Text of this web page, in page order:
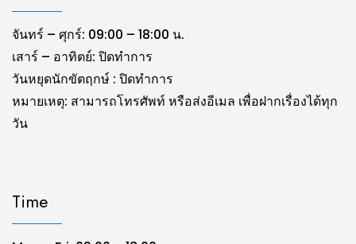
จันทร์ – ศุกร์: 09:00 – 18:00 น.
เสาร์ – อาทิตย์: ปิดทำการ
วันหยุดนักขัตฤกษ์ : ปิดทำการ
หมายเหตุ: สามารถโทรศัพท์ หรือส่งอีเมล เพื่อฝากเรื่องได้ทุก
วัน
Time